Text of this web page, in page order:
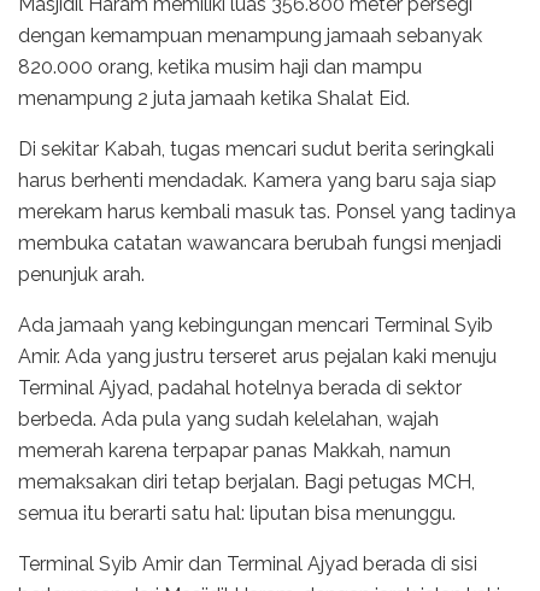
dengan kemampuan menampung jamaah sebanyak
820.000 orang, ketika musim haji dan mampu
menampung 2 juta jamaah ketika Shalat Eid.
Di sekitar Kabah, tugas mencari sudut berita seringkali
harus berhenti mendadak. Kamera yang baru saja siap
merekam harus kembali masuk tas. Ponsel yang tadinya
membuka catatan wawancara berubah fungsi menjadi
penunjuk arah.
Ada jamaah yang kebingungan mencari Terminal Syib
Amir. Ada yang justru terseret arus pejalan kaki menuju
Terminal Ajyad, padahal hotelnya berada di sektor
berbeda. Ada pula yang sudah kelelahan, wajah
memerah karena terpapar panas Makkah, namun
memaksakan diri tetap berjalan. Bagi petugas MCH,
semua itu berarti satu hal: liputan bisa menunggu.
Terminal Syib Amir dan Terminal Ajyad berada di sisi